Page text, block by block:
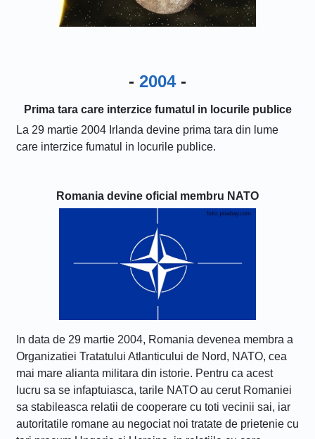
- 2004-
Prima tara care interzice fumatul in locurile publice
La 29 martie 2004 Irlanda devine prima tara din lume
care interzice fumatul in locurile publice.
Romania devine oficial membru NATO
In data de 29 martie 2004, Romania devenea membra a
Organizatiei Tratatului Atlanticului de Nord, NATO, cea
mai mare alianta militara din istorie. Pentru ca acest
lucru sa se infaptuiasca, tarile NATO au cerut Romaniei
sa stabileasca relatii de cooperare cu toti vecinii sai, iar
autoritatile romane au negociat noi tratate de prietenie cu